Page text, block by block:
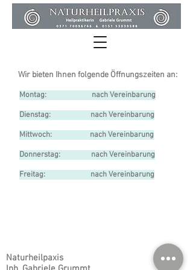
Wir bieten Ihnen folgende Öffnungszeiten an:
Montag: nach Vereinbarung
Dienstag: nach Vereinbarung
Mittwoch: nach Vereinbarung
Donnerstag: nach Vereinbarung
Freitag: nach Vereinbarung
Naturheilpaxis